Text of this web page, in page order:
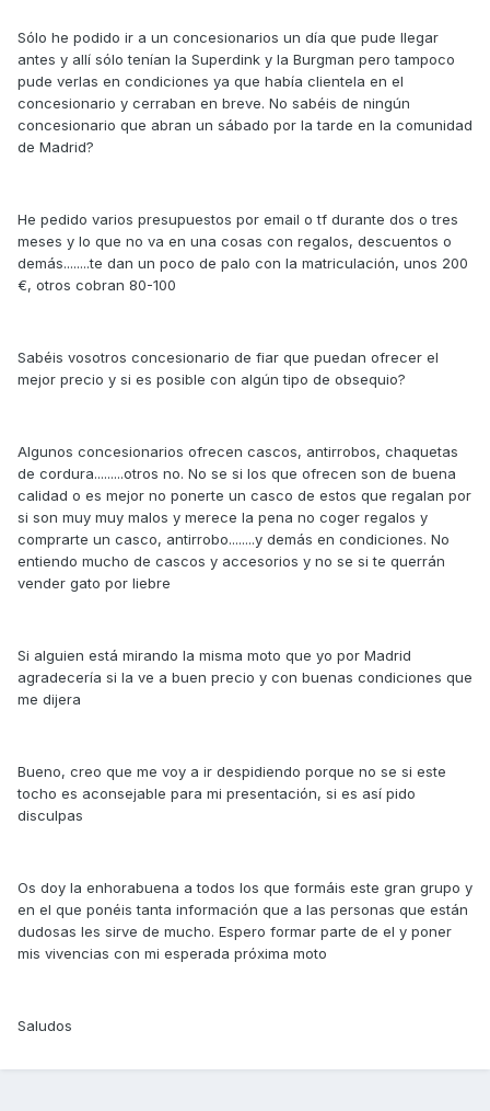
Sólo he podido ir a un concesionarios un día que pude llegar
antes y allí sólo tenían la Superdink y la Burgman pero tampoco
pude verlas en condiciones ya que había clientela en el
concesionario y cerraban en breve. No sabéis de ningún
concesionario que abran un sábado por la tarde en la comunidad
de Madrid?
He pedido varios presupuestos por email o tf durante dos o tres
meses y lo que no va en una cosas con regalos, descuentos o
demás........te dan un poco de palo con la matriculación, unos 200
€, otros cobran 80-100
Sabéis vosotros concesionario de fiar que puedan ofrecer el
mejor precio y si es posible con algún tipo de obsequio?
Algunos concesionarios ofrecen cascos, antirrobos, chaquetas
de cordura.........otros no. No se si los que ofrecen son de buena
calidad o es mejor no ponerte un casco de estos que regalan por
si son muy muy malos y merece la pena no coger regalos y
comprarte un casco, antirrobo........y demás en condiciones. No
entiendo mucho de cascos y accesorios y no se si te querrán
vender gato por liebre
Si alguien está mirando la misma moto que yo por Madrid
agradecería si la ve a buen precio y con buenas condiciones que
me dijera
Bueno, creo que me voy a ir despidiendo porque no se si este
tocho es aconsejable para mi presentación, si es así pido
disculpas
Os doy la enhorabuena a todos los que formáis este gran grupo y
en el que ponéis tanta información que a las personas que están
dudosas les sirve de mucho. Espero formar parte de el y poner
mis vivencias con mi esperada próxima moto
Saludos